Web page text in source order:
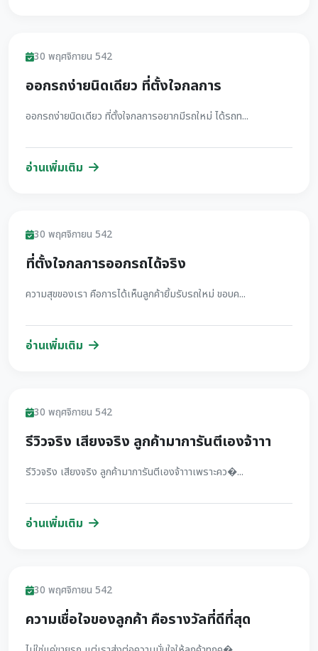
รีวิว
30 พฤศจิกายน 542
ออกรถง่ายนิดเดียว ที่ตั้งใจกลการ
ออกรถง่ายนิดเดียว ที่ตั้งใจกลการอยากมีรถใหม่ ได้รถท...
อ่านเพิ่มเติม
รีวิว
30 พฤศจิกายน 542
ที่ตั้งใจกลการออกรถได้จริง
ความสุขของเรา คือการได้เห็นลูกค้ายิ้มรับรถใหม่ ขอบค...
อ่านเพิ่มเติม
รีวิว
30 พฤศจิกายน 542
รีวิวจริง เสียงจริง ลูกค้ามาการันตีเองจ้าาา
รีวิวจริง เสียงจริง ลูกค้ามาการันตีเองจ้าาาเพราะคว�...
อ่านเพิ่มเติม
รีวิว
30 พฤศจิกายน 542
ความเชื่อใจของลูกค้า คือรางวัลที่ดีที่สุด